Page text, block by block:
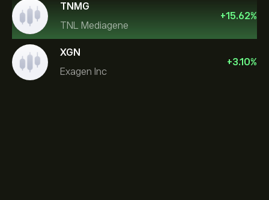
TNMG
TNL Mediagene
+15.62%
XGN
Exagen Inc
+3.10%